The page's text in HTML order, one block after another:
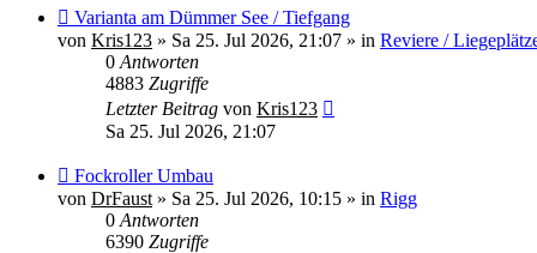
Neuer
Beitrag
Varianta am Dümmer See / Tiefgang
von Kris123 » Sa 25. Jul 2026, 21:07 » in Reviere /
0 Antworten
4883 Zugriffe
Letzter Beitrag von Kris123
Sa 25. Jul 2026, 21:07
Neuer
Beitrag
Fockroller Umbau
von DrFaust » Sa 25. Jul 2026, 10:15 » in Rigg
0 Antworten
6390 Zugriffe